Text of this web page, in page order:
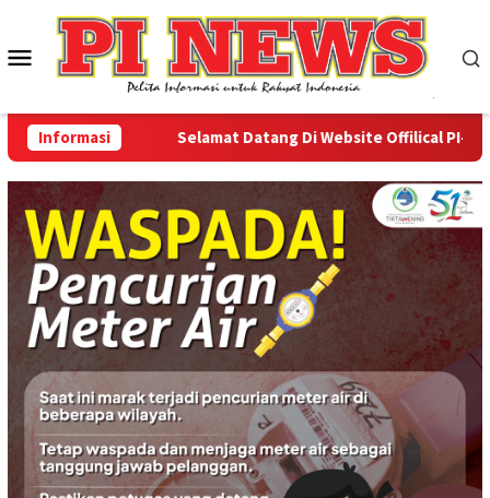
konten
Menu
Mobile
Informasi Selamat Datang Di Website Offilical PI-